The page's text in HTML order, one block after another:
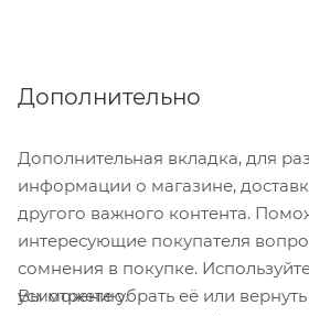
Дополнительно
Дополнительная вкладка, для
информации о магазине,
другого важного контента.
интересующие покупателя
сомнения в покупке.
усмотрению.
Вы можете убрать её или